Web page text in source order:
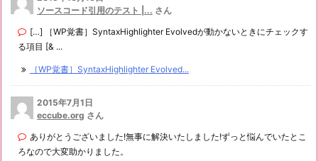
ソースコード引用のテスト |... さん
[…] ［WP覚書］SyntaxHighlighter Evolvedが動かないときにチェックす
る項目 [& ...
［WP覚書］SyntaxHighlighter Evolved...
2015年7月1日
eccube.org さん
ありがとうございました!無事に解決いたしました!ずっと悩んでいたとこ
ろなので大変助かりました。